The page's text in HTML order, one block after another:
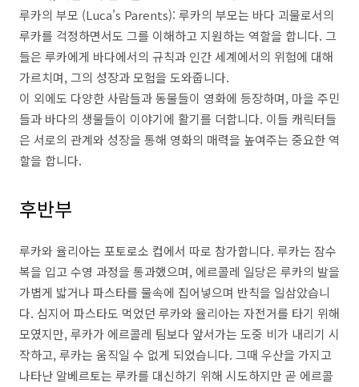
루카의 부모 (Luca's Parents): 루카의 부모는 바다 괴물로서의
루카를 걱정하면서도 그를 이해하고 지원하는 역할을 합니다. 그
들은 루카에게 바다에서의 규칙과 인간 세계에서의 위험에 대해
가르치며, 그의 성장과 모험을 도와줍니다.
이 외에도 다양한 사람들과 동물들이 영화에 등장하며, 마을 주민
들과 바다의 생물들이 이야기에 활기를 더합니다. 이들 캐릭터들
은 서로의 관계와 성장을 통해 영화의 매력을 높여주는 중요한 역
할을 합니다.
후반부
루카와 율리아는 포토로소 컵에서 따로 참가합니다. 루카는 잠수
복을 입고 수영 과정을 통과했으며, 에르콜레 일당은 루카의 발을
가볍게 밟거나 파스타를 물속에 집어넣으며 반칙을 일삼았습니
다. 심지어 파스타도 먹었던 루카와 율리아는 자전거를 타기 위해
모였지만, 루카가 에르콜레 팀보다 앞서가는 도중 비가 내리기 시
작하고, 루카는 움직일 수 없게 되었습니다. 그때 우산을 가지고
나타난 알베르토는 루카를 대신하기 위해 시도하지만 곧 에르콜